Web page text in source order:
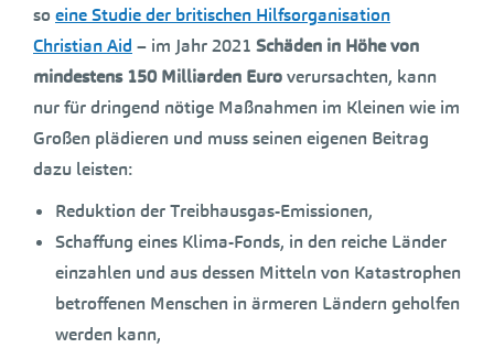
so eine Studie der britischen Hilfsorganisation
Christian Aid – im Jahr 2021 Schäden in Höhe von
mindestens 150 Milliarden Euroverursachten, kann
nur für dringend nötige Maßnahmen im Kleinen wie im
Großen plädieren und muss seinen eigenen Beitrag
dazu leisten:
Reduktion der Treibhausgas-Emissionen,
Schaffung eines Klima-Fonds, in den reiche Länder
einzahlen und aus dessen Mitteln von Katastrophen
betroffenen Menschen in ärmeren Ländern geholfen
werden kann,